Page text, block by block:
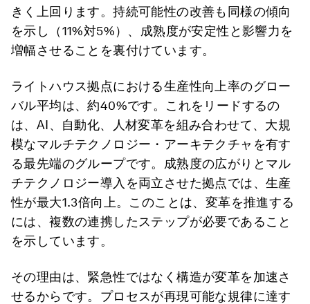
きく上回ります。持続可能性の改善も同様の傾向
を示し（11%対5%）、成熟度が安定性と影響力を
増幅させることを裏付けています。
ライトハウス拠点における生産性向上率のグロー
バル平均は、約40%です。これをリードするの
は、AI、自動化、人材変革を組み合わせて、大規
模なマルチテクノロジー・アーキテクチャを有す
る最先端のグループです。成熟度の広がりとマル
チテクノロジー導入を両立させた拠点では、生産
性が最大1.3倍向上。このことは、変革を推進する
には、複数の連携したステップが必要であること
を示しています。
その理由は、緊急性ではなく構造が変革を加速さ
せるからです。プロセスが再現可能な規律に達す